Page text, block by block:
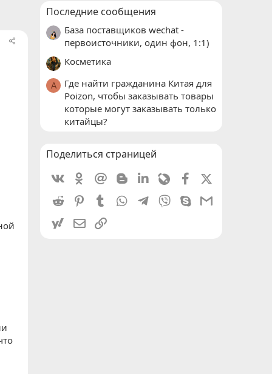
Последние сообщения
База поставщиков wechat -
первоисточники, один фон, 1:1)
Косметика
A
Где найти гражданина Китая для
Poizon, чтобы заказывать товары
которые могут заказывать только
китайцы?
Поделиться страницей
VkontakteOdnoklassniki
Mail.ru BloggerLinkedin
LivejournalFacebook
Reddit PinterestTumblr WhatsAppTelegram
Viber SkypeGmail
yahoomailЭлектронная почта